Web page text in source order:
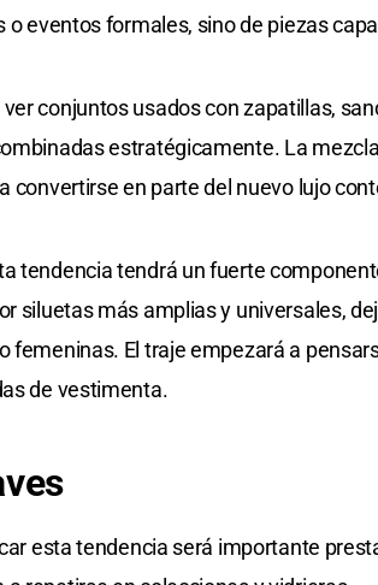
o eventos formales, sino de piezas
conjuntos usados con zapatillas,
estratégicamente. La
convertirse en parte del nuevo lujo
tendencia tendrá un fuerte
siluetas más amplias y universales,
femeninas. El traje empezará a
de vestimenta.
esta tendencia será importante